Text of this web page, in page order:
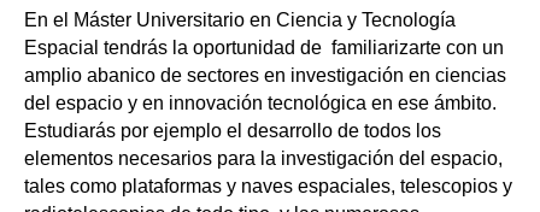
En el Máster Universitario en Ciencia y Tecnología
Espacial tendrás la oportunidad de familiarizarte con un
amplio abanico de sectores en investigación en ciencias
del espacio y en innovación tecnológica en ese ámbito.
Estudiarás por ejemplo el desarrollo de todos los
elementos necesarios para la investigación del espacio,
tales como plataformas y naves espaciales, telescopios y